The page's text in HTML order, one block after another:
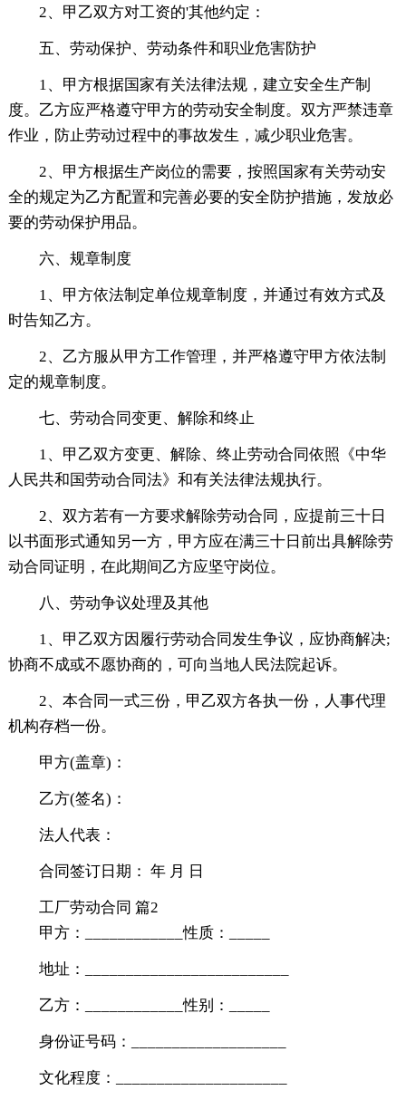
2、甲乙双方对工资的'其他约定：
五、劳动保护、劳动条件和职业危害防护
1、甲方根据国家有关法律法规，建立安全生产制
度。乙方应严格遵守甲方的劳动安全制度。双方严禁违章
作业，防止劳动过程中的事故发生，减少职业危害。
2、甲方根据生产岗位的需要，按照国家有关劳动安
全的规定为乙方配置和完善必要的安全防护措施，发放必
要的劳动保护用品。
六、规章制度
1、甲方依法制定单位规章制度，并通过有效方式及
时告知乙方。
2、乙方服从甲方工作管理，并严格遵守甲方依法制
定的规章制度。
七、劳动合同变更、解除和终止
1、甲乙双方变更、解除、终止劳动合同依照《中华
人民共和国劳动合同法》和有关法律法规执行。
2、双方若有一方要求解除劳动合同，应提前三十日
以书面形式通知另一方，甲方应在满三十日前出具解除劳
动合同证明，在此期间乙方应坚守岗位。
八、劳动争议处理及其他
1、甲乙双方因履行劳动合同发生争议，应协商解决;
协商不成或不愿协商的，可向当地人民法院起诉。
2、本合同一式三份，甲乙双方各执一份，人事代理
机构存档一份。
甲方(盖章)：
乙方(签名)：
法人代表：
合同签订日期： 年 月 日
工厂劳动合同 篇2
甲方：____________性质：_____
地址：_________________________
乙方：____________性别：_____
身份证号码：___________________
文化程度：_____________________